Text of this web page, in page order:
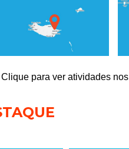
Clique para ver atividades nos